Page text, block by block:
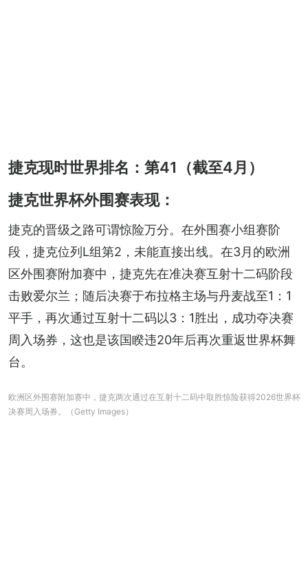
捷克现时世界排名：第41（截至4月）
捷克世界杯外围赛表现：
捷克的晋级之路可谓惊险万分。在外围赛小组赛阶
段，捷克位列L组第2，未能直接出线。在3月的欧洲
区外围赛附加赛中，捷克先在准决赛互射十二码阶段
击败爱尔兰；随后决赛于布拉格主场与丹麦战至1：1
平手，再次通过互射十二码以3：1胜出，成功夺决赛
周入场券，这也是该国睽违20年后再次重返世界杯舞
台。
欧洲区外围赛附加赛中，捷克两次通过在互射十二码中取胜惊险获得2026世界杯
决赛周入场券。（Getty Images）